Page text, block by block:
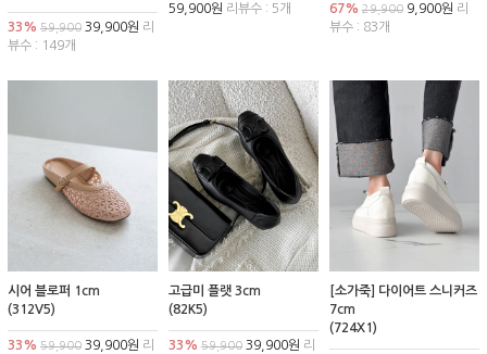
33% 59,900 39,900원 리
뷰수 : 149개
59,900원 리뷰수 : 5개 67% 29,9009,900원 리
뷰수 : 83개
시어 블로퍼 1cm
(312V5)
33% 59,900 39,900원 리
고급미 플랫 3cm
(82K5)
33% 59,90039,900원 리
[소가죽] 다이어트 스니커즈
7cm
(724X1)